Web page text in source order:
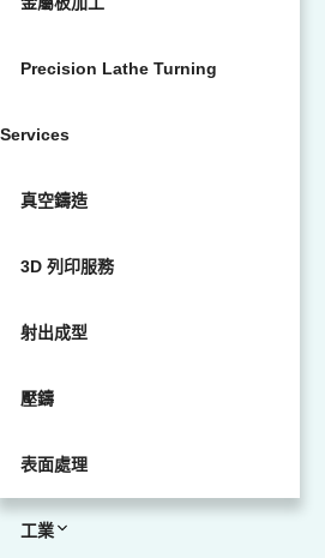
Precision Lathe Turning
Services
真空鑄造
3D 列印服務
射出成型
壓鑄
表面處理
工業